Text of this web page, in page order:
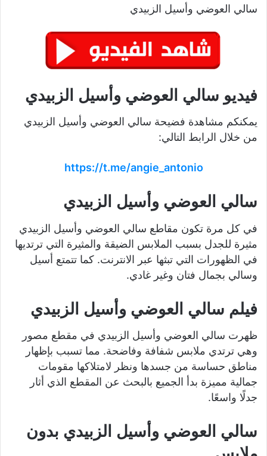
سالي العوضي وأسيل الزبيدي
فيديو سالي العوضي وأسيل الزبيدي
يمكنكم مشاهدة فضيحة سالي العوضي وأسيل الزبيدي
من خلال الرابط التالي:
https://t.me/angie_antonio
سالي العوضي وأسيل الزبيدي
في كل مرة تكون مقاطع سالي العوضي وأسيل الزبيدي
مثيرة للجدل بسبب الملابس الضيقة والمثيرة التي ترتديها
في الظهورات التي تبثها عبر الانترنت. كما تتمتع أسيل
وسالي بجمال فتان وغير غادي.
فيلم سالي العوضي وأسيل الزبيدي
ظهرت سالي العوضي وأسيل الزبيدي في مقطع مصور
وهي ترتدي ملابس شفافة وفاضحة. مما تسبب بإظهار
مناطق حساسة من جسدها ونظر لامتلاكها مقومات
جمالية مميزة بدأ الجميع بالبحث عن المقطع الذي أثار
جدلًا واسعًا.
سالي العوضي وأسيل الزبيدي بدون